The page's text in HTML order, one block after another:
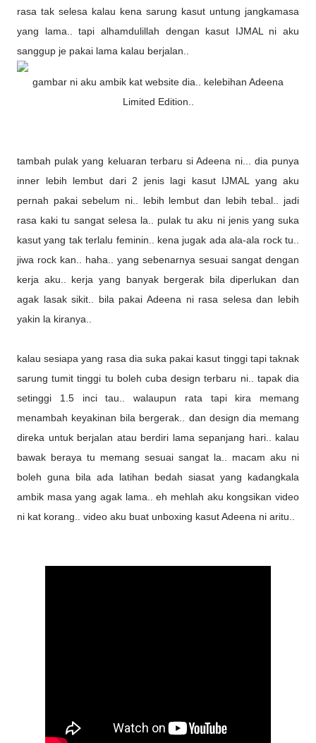
rasa tak selesa kalau kena sarung kasut untung jangkamasa
yang lama.. tapi alhamdulillah dengan kasut IJMAL ni aku
sanggup je pakai lama kalau berjalan..
gambar ni aku ambik kat website dia.. kelebihan Adeena
Limited Edition..
tambah pulak yang keluaran terbaru si Adeena ni... dia punya
inner lebih lembut dari 2 jenis lagi kasut IJMAL yang aku
pernah pakai sebelum ni.. lebih lembut dan lebih tebal.. jadi
rasa kaki tu sangat selesa la.. pulak tu aku ni jenis yang suka
kasut yang tak terlalu feminin.. kena jugak ada ala-ala rock tu..
jiwa rock kan.. haha.. yang sebenarnya sesuai sangat dengan
kerja aku.. kerja yang banyak bergerak bila diperlukan dan
agak lasak sikit.. bila pakai Adeena ni rasa selesa dan lebih
yakin la kiranya..
kalau sesiapa yang rasa dia suka pakai kasut tinggi tapi taknak
sarung tumit tinggi tu boleh cuba design terbaru ni.. tapak dia
setinggi 1.5 inci tau.. walaupun rata tapi kira memang
menambah keyakinan bila bergerak.. dan design dia memang
direka untuk berjalan atau berdiri lama sepanjang hari.. kalau
bawak beraya tu memang sesuai sangat la.. macam aku ni
boleh guna bila ada latihan bedah siasat yang kadangkala
ambik masa yang agak lama.. eh mehlah aku kongsikan video
ni kat korang.. video aku buat unboxing kasut Adeena ni aritu..